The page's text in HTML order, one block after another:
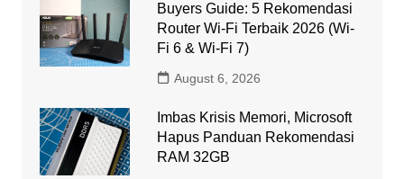
Buyers Guide: 5 Rekomendasi
Router Wi-Fi Terbaik 2026 (Wi-
Fi 6 & Wi-Fi 7)
August 6, 2026
Imbas Krisis Memori, Microsoft
Hapus Panduan Rekomendasi
RAM 32GB